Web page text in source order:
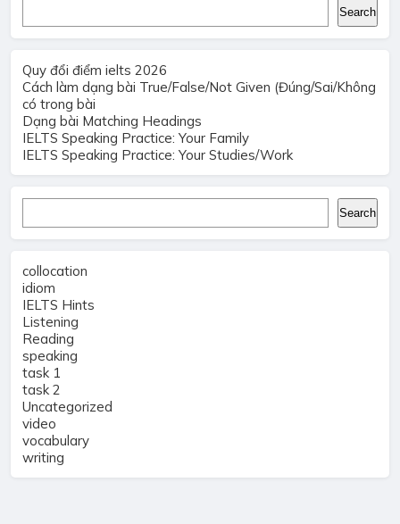
Search
Quy đổi điểm ielts 2026
Cách làm dạng bài True/False/Not Given (Đúng/Sai/Không
có trong bài
Dạng bài Matching Headings
IELTS Speaking Practice: Your Family
IELTS Speaking Practice: Your Studies/Work
Search
collocation
idiom
IELTS Hints
Listening
Reading
speaking
task 1
task 2
Uncategorized
video
vocabulary
writing